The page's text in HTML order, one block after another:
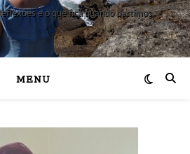
e o que fica quando partimos.
MENU